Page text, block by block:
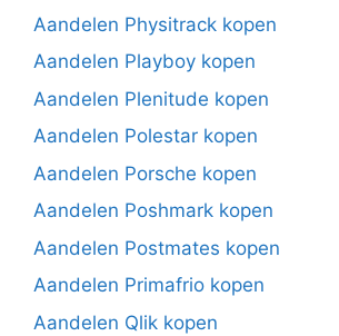
Aandelen Physitrack kopen
Aandelen Playboy kopen
Aandelen Plenitude kopen
Aandelen Polestar kopen
Aandelen Porsche kopen
Aandelen Poshmark kopen
Aandelen Postmates kopen
Aandelen Primafrio kopen
Aandelen Qlik kopen